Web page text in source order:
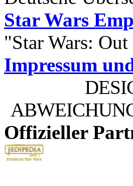
Star Wars
"Star Wars:
Impressum
Offizieller